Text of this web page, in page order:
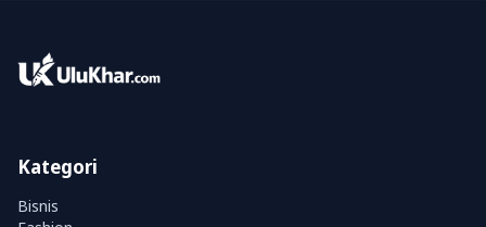
Kategori
Bisnis